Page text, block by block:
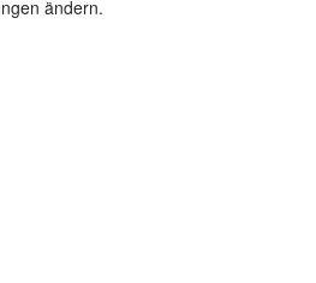
ändern.